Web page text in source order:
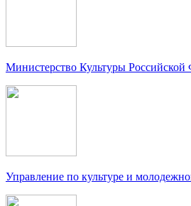
Министерство Культуры Российской
Управление по культуре и